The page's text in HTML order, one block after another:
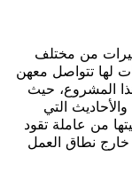
من مختلف
لها تتواصل معهن
المشروع، حيث
التي
من عاملة تقود
نطاق العمل